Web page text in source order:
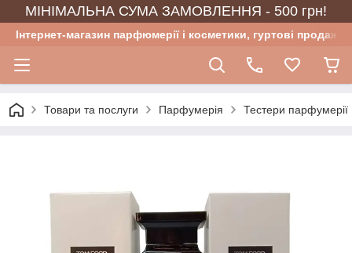
МІНІМАЛЬНА СУМА ЗАМОВЛЕННЯ - 500 грн!
Інтернет-магазин парфюмерії і косметики, гуртові продажі
Товари та послуги Парфумерія Тестери парфумерії